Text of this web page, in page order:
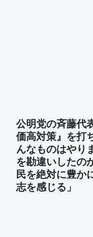
公明党の斉藤代
価高対策』を打
んなものはやり
を勘違いしたの
民を絶対に豊か
志を感じる」